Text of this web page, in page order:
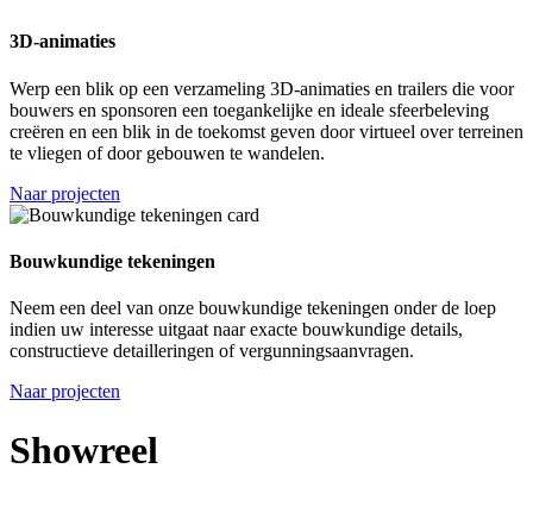
3D-animaties
Werp een blik op een verzameling 3D-animaties en trailers die voor
bouwers en sponsoren een toegankelijke en ideale sfeerbeleving
creëren en een blik in de toekomst geven door virtueel over terreinen
te vliegen of door gebouwen te wandelen.
Naar projecten
Bouwkundige tekeningen
Neem een deel van onze bouwkundige tekeningen onder de loep
indien uw interesse uitgaat naar exacte bouwkundige details,
constructieve detailleringen of vergunningsaanvragen.
Naar projecten
Showreel